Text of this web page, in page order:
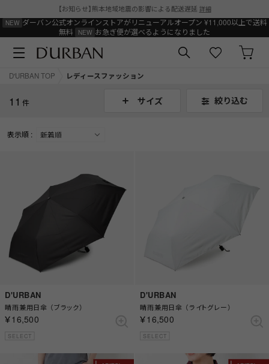
【お知らせ】熊本地域地震の影響による配送遅延 詳細
ダーバン公式オンラインストアがリニューアルオープン ¥11,000以上で送料
無料
お急ぎ便が選べるようになりました
D'URBAN TOP レディースファッション
11 件 サイズ 絞り込む
表示順 :
D'URBAN
晴雨兼用日傘 （ブラック）
￥16,500
SELECT
D'URBAN
晴雨兼用日傘 （ライトグレー）
￥16,500
SELECT